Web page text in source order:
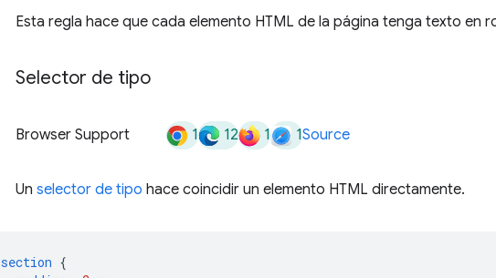
Esta regla hace que cada elemento HTML de la página tenga texto en
Selector de tipo
Browser Support 1 12 1 1Source
Un selector de tipo hace coincidir un elemento HTML directamente.
section {